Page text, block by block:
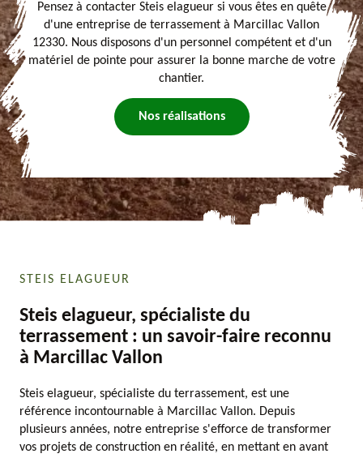
Pensez à contacter Steis elagueur si vous êtes en quête
d'une entreprise de terrassement à Marcillac Vallon
12330. Nous disposons d'un personnel compétent et d'un
matériel de pointe pour assurer la bonne marche de votre
chantier.
Nos réalisations
STEIS ELAGUEUR
Steis elagueur, spécialiste du
terrassement : un savoir-faire reconnu
à Marcillac Vallon
Steis elagueur, spécialiste du terrassement, est une
référence incontournable à Marcillac Vallon. Depuis
plusieurs années, notre entreprise s'efforce de transformer
vos projets de construction en réalité, en mettant en avant